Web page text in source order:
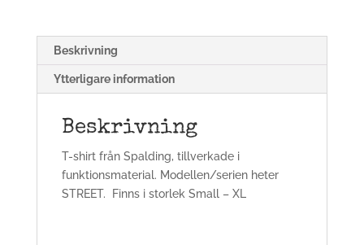
Beskrivning
Ytterligare information
Beskrivning
T-shirt från Spalding, tillverkade i
funktionsmaterial. Modellen/serien heter
STREET. Finns i storlek Small – XL